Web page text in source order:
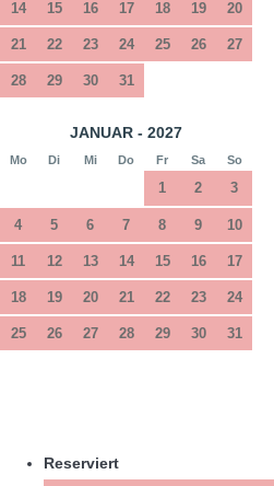
14 15 16 17 18 19 20
21 22 23 24 25 26 27
28 29 30 31
JANUAR - 2027
Mo Di Mi Do Fr Sa So
1 2 3
4 5 6 7 8 9 10
11 12 13 14 15 16 17
18 19 20 21 22 23 24
25 26 27 28 29 30 31
Reserviert